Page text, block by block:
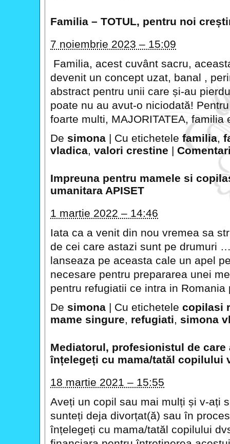
Familia – TOTUL, pentru noi
7 noiembrie 2023 – 15:09
Familia, acest cuvânt sacru,
devenit un concept uzat, banal ,
abstract pentru unii care și-au
poate nu au avut-o niciodată!
foarte multi, MAJORITATEA,
De simona | Cu etichetele familia,
vladica, valori crestine |
Impreuna pentru mamele si
umanitara APISET
1 martie 2022 – 14:46
Iata ca a venit din nou vremea sa
de cei care astazi sunt pe drumuri
lanseaza pe aceasta cale un apel
necesare pentru prepararea unei
pentru refugiatii ce intra in
De simona | Cu etichetele copilasi
mame singure, refugiati, simona
Mediatorul, profesionistul de
înțelegeți cu mama/tatăl copilului
18 martie 2021 – 15:55
Aveți un copil sau mai mulți și v-ați
sunteți deja divorțat(ă) sau în
înțelegeți cu mama/tatăl copilului